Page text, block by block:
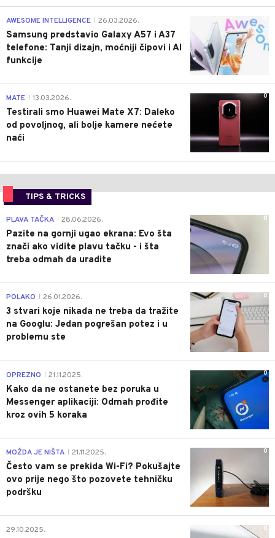
AWESOME INTELLIGENCE 26.03.2026.
Samsung predstavio Galaxy A57 i A37
telefone: Tanji dizajn, moćniji čipovi i AI
funkcije
0
MATE 13.03.2026.
Testirali smo Huawei Mate X7: Daleko
od povoljnog, ali bolje kamere nećete
naći
TIPS & TRICKS
0
PLAVA TAČKA 28.06.2026.
Pazite na gornji ugao ekrana: Evo šta
znači ako vidite plavu tačku - i šta
treba odmah da uradite
0
POLAKO 26.01.2026.
3 stvari koje nikada ne treba da tražite
na Googlu: Jedan pogrešan potez i u
problemu ste
0
OPREZNO 21.11.2025.
Kako da ne ostanete bez poruka u
Messenger aplikaciji: Odmah prođite
kroz ovih 5 koraka
0
MOŽDA JE NIŠTA 21.11.2025.
Često vam se prekida Wi-Fi? Pokušajte
ovo prije nego što pozovete tehničku
podršku
0
29.10.2025.